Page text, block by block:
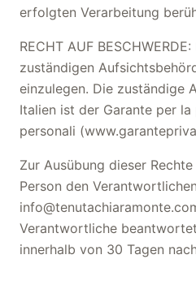
erfolgten Verarbeitung
RECHT AUF
zuständigen
einzulegen. Die zuständige
Italien ist der Garante per
personali
Zur Ausübung dieser
Person den
Verantwortliche
innerhalb von 30 Tagen